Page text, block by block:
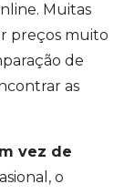
Muitas
preços muito
de
as
vez de
o